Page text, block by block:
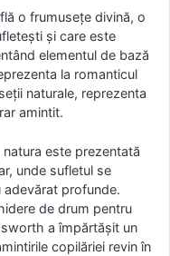
o frumuseţe divină, o
şi care este
elementul de bază
la romanticul
naturale, reprezenta
amintit.
este prezentată
unde sufletul se
adevărat profunde.
de drum pentru
a împărtăşit un
copilăriei revin în